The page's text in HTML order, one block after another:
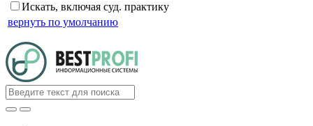
Искать, включая суд. практику
вернуть по умолчанию